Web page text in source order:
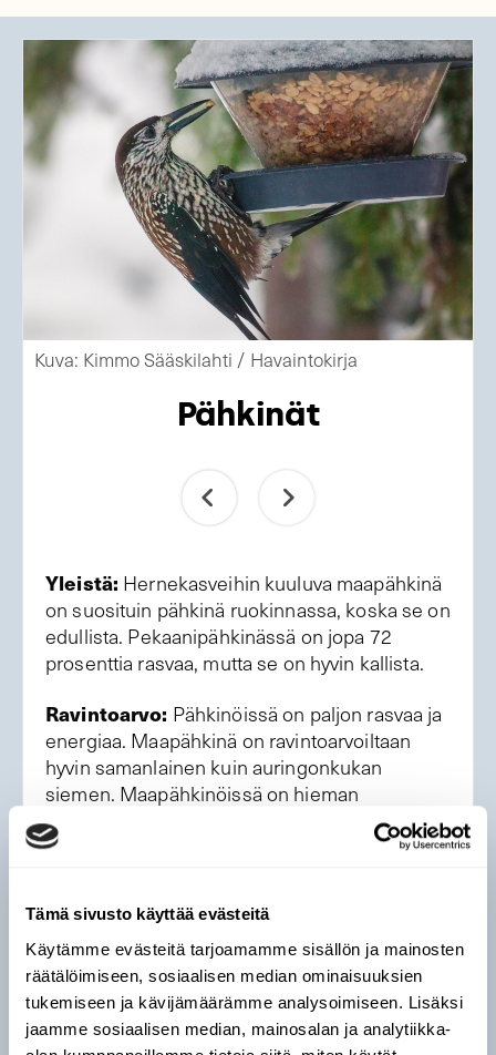
Tämä sivusto käyttää evästeitä
Käytämme evästeitä tarjoamamme sisällön ja mainosten
räätälöimiseen, sosiaalisen median ominaisuuksien
tukemiseen ja kävijämäärämme analysoimiseen. Lisäksi
jaamme sosiaalisen median, mainosalan ja analytiikka-
Kuva: Kimmo Sääskilahti / Havaintokirja
Pähkinät
Yleistä: Hernekasveihin kuuluva maapähkinä
on suosituin pähkinä ruokinnassa, koska se on
edullista. Pekaanipähkinässä on jopa 72
prosenttia rasvaa, mutta se on hyvin kallista.
Ravintoarvo: Pähkinöissä on paljon rasvaa ja
energiaa. Maapähkinä on ravintoarvoiltaan
hyvin samanlainen kuin auringonkukan
siemen. Maapähkinöissä on hieman
vähemmän rasvaa, mutta enemmän
hiilihydraatteja. Pähkinät voivat kelvata linnuille
Mille lajeille:Tiaisille, punatulkulle ja
viherpeipolle. Saattaa kelvata myös
pyrstötiaiselle, puukiipijälle ja
pähkinänakkelille.